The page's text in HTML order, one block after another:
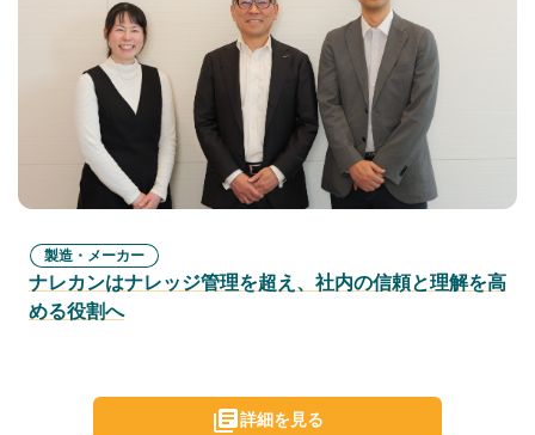
製造・メーカー
ナレカンはナレッジ管理を超え、社内の信頼と理解を高
める役割へ
詳細を見る